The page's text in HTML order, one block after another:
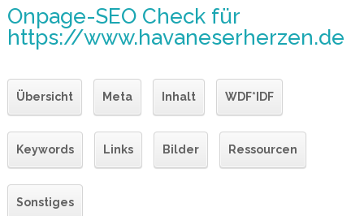
Onpage-SEO Checkfür
https://www.havaneserherzen.de
Übersicht Meta Inhalt WDF*IDF
Keywords Links Bilder Ressourcen
Sonstiges